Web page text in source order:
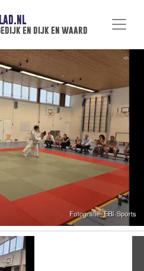
en dijk en waard